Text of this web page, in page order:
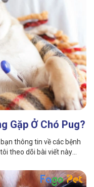
Spa chó mèo
vụ huấn luyện chó
Gặp Ở Chó Pug?
thông tin về các bệnh
theo dõi bài viết này